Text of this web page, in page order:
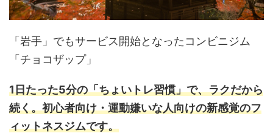
「岩手」でもサービス開始となったコンビニジム
「チョコザップ」
1日たった5分の「ちょいトレ習慣」で、ラクだから
続く。初心者向け・運動嫌いな人向けの新感覚のフ
ィットネスジムです。